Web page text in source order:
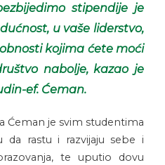
stipendije je
u vaše liderstvo,
kojima ćete moći
nabolje, kazao je
ef. Ćeman.
Ćeman je svim studentima
da rastu i razvijaju sebe i
te uputio dovu